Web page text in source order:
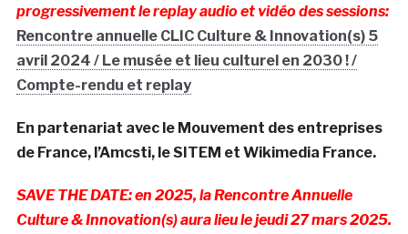
progressivement le replay audio et vidéo des sessions:
Rencontre annuelle CLIC Culture & Innovation(s) 5
avril 2024 / Le musée et lieu culturel en 2030 ! /
Compte-rendu et replay
En partenariat avec le Mouvement des entreprises
de France, l’Amcsti, le SITEM et Wikimedia France.
SAVE THE DATE: en 2025, la Rencontre Annuelle
Culture & Innovation(s) aura lieu le jeudi 27 mars 2025.